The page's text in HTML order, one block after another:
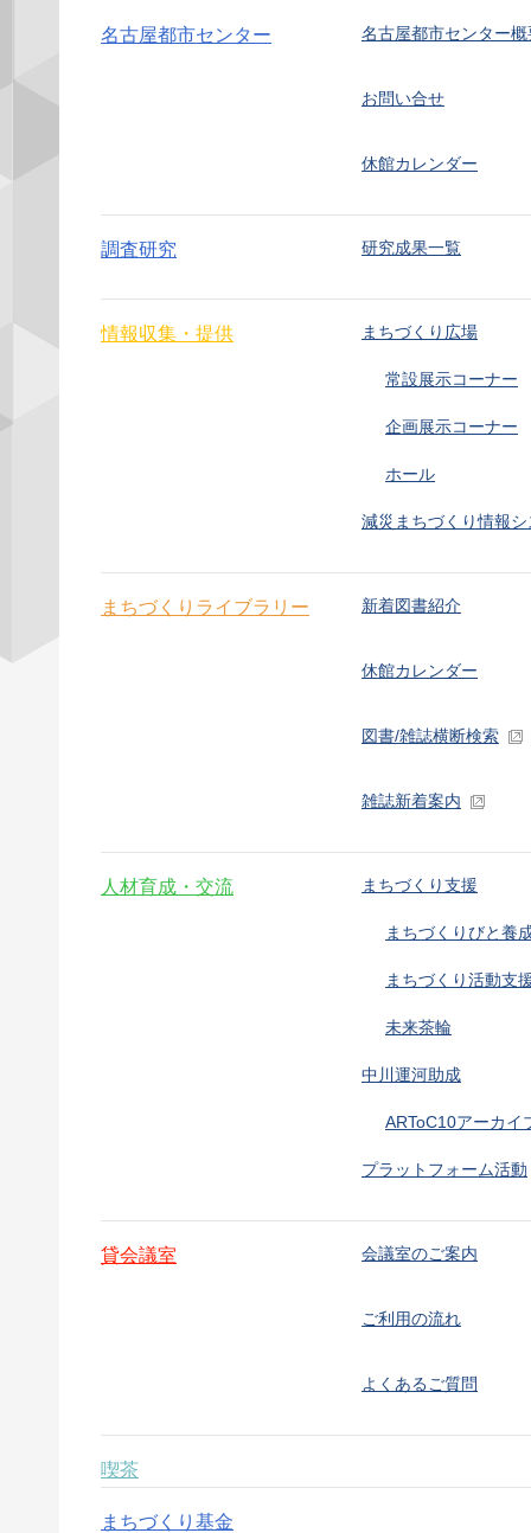
名古屋都市センター 名古屋都市センター概
お問い合せ
休館カレンダー
調査研究 研究成果一覧
情報収集・提供 まちづくり広場
常設展示コーナー
企画展示コーナー
ホール
減災まちづくり情報
まちづくりライブラリー 新着図書紹介
休館カレンダー
図書/雑誌横断検索
雑誌新着案内
人材育成・交流 まちづくり支援
まちづくりびと養
まちづくり活動支
未来茶輪
中川運河助成
ARToC10アーカイ
プラットフォーム活動
貸会議室 会議室のご案内
ご利用の流れ
よくあるご質問
喫茶
まちづくり基金